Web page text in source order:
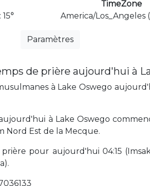
TimeZone
America/Los_Angeles
Paramètres
de prière aujourd'hui à
à Lake Oswego
à Lake Oswego
Nord Est de la Mecque.
pour aujourd'hui 04:15